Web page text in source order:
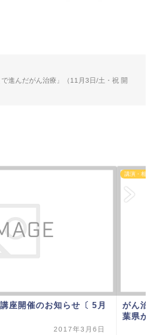
進んだがん治療」（11月3日/土・祝 開
座開催のお知らせ〔 5月
2017年3月6日
講演・相談
がん治
葉県が